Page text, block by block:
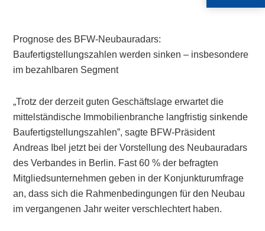
Prognose des BFW-Neubauradars:
Baufertigstellungszahlen werden sinken – insbesondere
im bezahlbaren Segment
„Trotz der derzeit guten Geschäftslage erwartet die
mittelständische Immobilienbranche langfristig sinkende
Baufertigstellungszahlen”, sagte BFW-Präsident
Andreas Ibel jetzt bei der Vorstellung des Neubauradars
des Verbandes in Berlin. Fast 60 % der befragten
Mitgliedsunternehmen geben in der Konjunkturumfrage
an, dass sich die Rahmenbedingungen für den Neubau
im vergangenen Jahr weiter verschlechtert haben.